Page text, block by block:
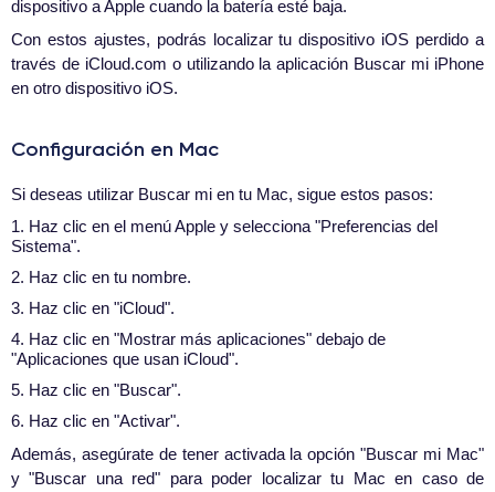
dispositivo a Apple cuando la batería esté baja.
Con estos ajustes, podrás localizar tu dispositivo iOS perdido a
través de iCloud.com o utilizando la aplicación Buscar mi iPhone
en otro dispositivo iOS.
Configuración en Mac
Si deseas utilizar Buscar mi en tu Mac, sigue estos pasos:
1. Haz clic en el menú Apple y selecciona "Preferencias del
Sistema".
2. Haz clic en tu nombre.
3. Haz clic en "iCloud".
4. Haz clic en "Mostrar más aplicaciones" debajo de
"Aplicaciones que usan iCloud".
5. Haz clic en "Buscar".
6. Haz clic en "Activar".
Además, asegúrate de tener activada la opción "Buscar mi Mac"
y "Buscar una red" para poder localizar tu Mac en caso de